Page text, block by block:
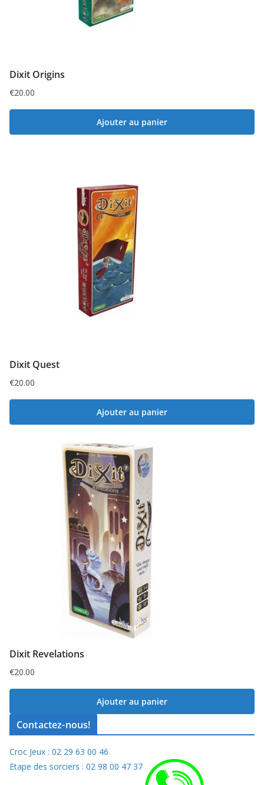
Dixit Origins
€20.00
Ajouter au panier
Dixit Quest
€20.00
Ajouter au panier
Dixit Revelations
€20.00
Ajouter au panier
Contactez-nous!
Croc Jeux : 02 29 63 00 46
Etape des sorciers : 02 98 00 47 37